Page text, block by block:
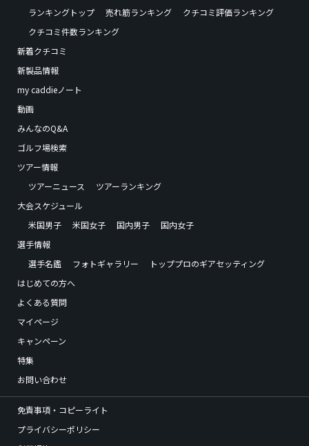
ランキングトップ
売れ筋ランキング
クチコミ評価ランキング
クチコミ件数ランキング
新着クチコミ
新製品情報
my caddieノート
動画
みんなのQ&A
ゴルフ場検索
ツアー情報
ツアーニュース
ツアーランキング
大会スケジュール
米国男子
米国女子 国内男子
国内女子
選手情報
選手名鑑
フォトギャラリー
トッププロのギアセッティング
はじめての方へ
よくある質問
マイページ
キャンペーン
特集
お問い合わせ
免責事項・コピーライト
プライバシーポリシー